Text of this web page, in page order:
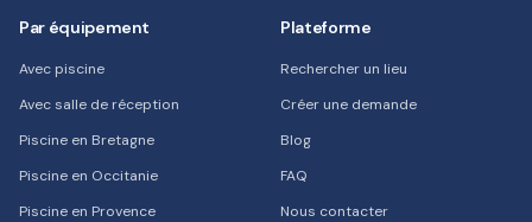
Par équipement
Avec piscine
Avec salle de réception
Piscine en Bretagne
Piscine en Occitanie
Piscine en Provence
Plateforme
Rechercher un lieu
Créer une demande
Blog
FAQ
Nous contacter